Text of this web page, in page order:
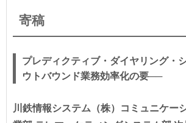
寄稿
プレディクティブ・ダイヤリング
ウトバウンド業務効率化の要──
川鉄情報システム（株）コミュニケー